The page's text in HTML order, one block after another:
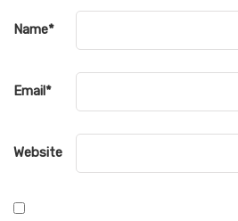
Name*
Email*
Website